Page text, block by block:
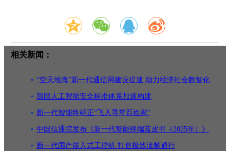
相关新闻：
“空天地海”新一代通信网建设提速 助力经济社会数智化
转型
我国人工智能安全标准体系加速构建
新一代智能终端正“飞入寻常百姓家”
中国信通院发布《新一代智能终端蓝皮书（2025年）》
新一代国产嵌入式工控机 打造极致流畅通行